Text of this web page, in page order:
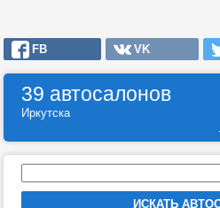
FB VK
39 автосалонов
Иркутска